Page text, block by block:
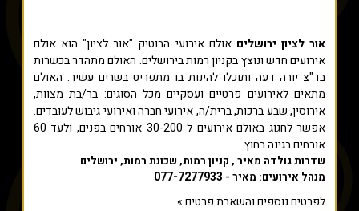
אור לציון ירושלים אולם אירועי הבוטיק "אור לציון" הוא אולם
אירועים חדש ונוצץ בקניון רמות בירושלים. האולם מתהדר בכשרות
בד"צ יורה דעה ותוכלו להינות בו מתפריט בשרים עשיר. האולם
מתאים לאירועים פרטיים ועסקיים מכל הסוגים: בר/בת מצוות,
אירוסין, שבע ברכות, ברית/ה, אירועי חברה ואירועי גיבוש לעובדים.
אפשר לחגוג באולם אירועים ל 30-200 אורחים בפנים, ולעד 60
אורחים בגינה בחוץ.
שדרות גולדה מאיר , קניון רמות, שכונת רמות, ירושלים
מנהל אירועים: מאיר - 077-7277933
לפרטים נוספים והשארת פרטים »